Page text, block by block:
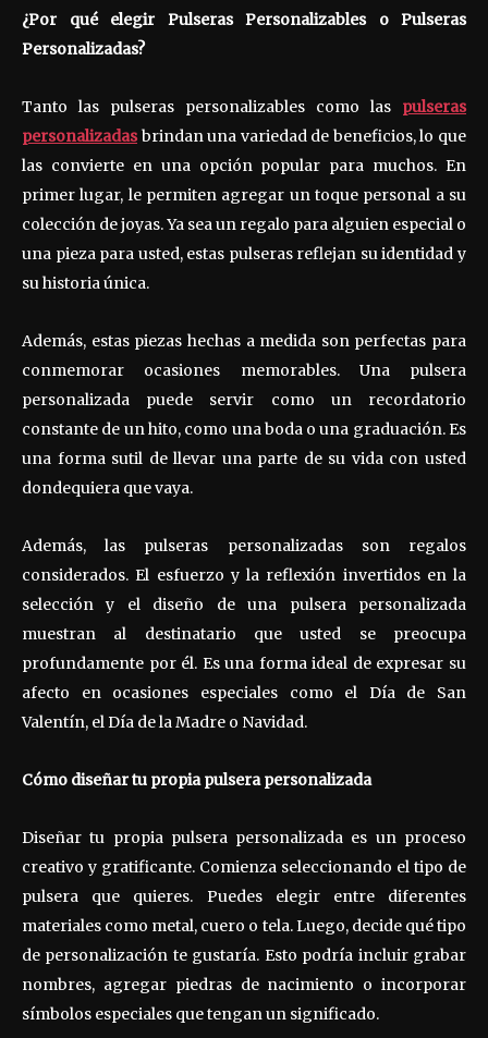
¿Por qué elegir Pulseras Personalizables o Pulseras
Personalizadas?
Tanto las pulseras personalizables como las pulseras
personalizadasbrindan una variedad de beneficios, lo que
las convierte en una opción popular para muchos. En
primer lugar, le permiten agregar un toque personal a su
colección de joyas. Ya sea un regalo para alguien especial o
una pieza para usted, estas pulseras reflejan su identidad y
su historia única.
Además, estas piezas hechas a medida son perfectas para
conmemorar ocasiones memorables. Una pulsera
personalizada puede servir como un recordatorio
constante de un hito, como una boda o una graduación. Es
una forma sutil de llevar una parte de su vida con usted
dondequiera que vaya.
Además, las pulseras personalizadas son regalos
considerados. El esfuerzo y la reflexión invertidos en la
selección y el diseño de una pulsera personalizada
muestran al destinatario que usted se preocupa
profundamente por él. Es una forma ideal de expresar su
afecto en ocasiones especiales como el Día de San
Valentín, el Día de la Madre o Navidad.
Cómo diseñar tu propia pulsera personalizada
Diseñar tu propia pulsera personalizada es un proceso
creativo y gratificante. Comienza seleccionando el tipo de
pulsera que quieres. Puedes elegir entre diferentes
materiales como metal, cuero o tela. Luego, decide qué tipo
de personalización te gustaría. Esto podría incluir grabar
nombres, agregar piedras de nacimiento o incorporar
símbolos especiales que tengan un significado.